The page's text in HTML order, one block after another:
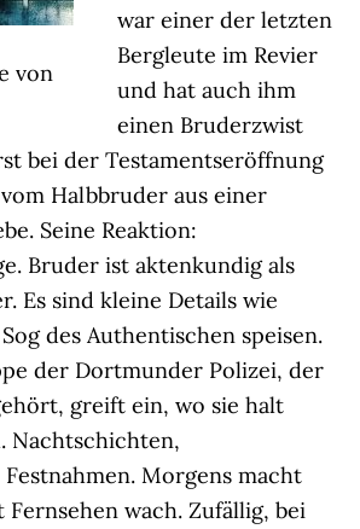
von
war einer der letzten
Bergleute im Revier
und hat auch ihm
einen Bruderzwist
bei der Testamentseröffnung
Halbbruder aus einer
Seine Reaktion:
Bruder ist aktenkundig als
Es sind kleine Details wie
des Authentischen speisen.
der Dortmunder Polizei, der
greift ein, wo sie halt
Nachtschichten,
Morgens macht
Fernsehen wach. Zufällig, bei